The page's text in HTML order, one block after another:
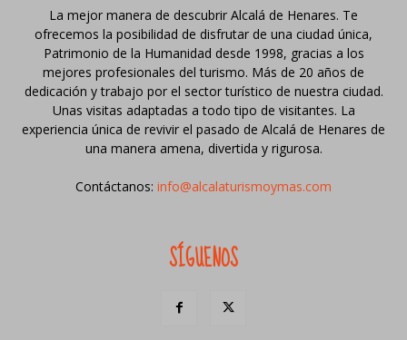
La mejor manera de descubrir Alcalá de Henares. Te
ofrecemos la posibilidad de disfrutar de una ciudad única,
Patrimonio de la Humanidad desde 1998, gracias a los
mejores profesionales del turismo. Más de 20 años de
dedicación y trabajo por el sector turístico de nuestra ciudad.
Unas visitas adaptadas a todo tipo de visitantes. La
experiencia única de revivir el pasado de Alcalá de Henares de
una manera amena, divertida y rigurosa.
Contáctanos: info@alcalaturismoymas.com
SÍGUENOS